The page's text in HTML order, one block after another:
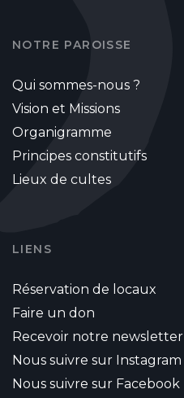
NOTRE PAROISSE
Qui sommes-nous ?
Vision et Missions
Organigramme
Principes constitutifs
Lieux de cultes
LIENS
Réservation de locaux
Faire un don
Recevoir notre newsletter
Nous suivre sur Instagram
Nous suivre sur Facebook